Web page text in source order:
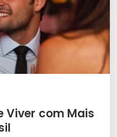
Viver com Mais